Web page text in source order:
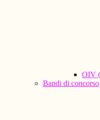
OIV
Bandi di concorso